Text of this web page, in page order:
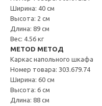
Ширина: 40 см
Высота: 2 см
Длина: 89 см
Вес: 4.56 кг
METOD МЕТОД
Каркас напольного шкафа
Номер товара: 303.679.74
Ширина: 60 см
Высота: 6 см
Длина: 88 см